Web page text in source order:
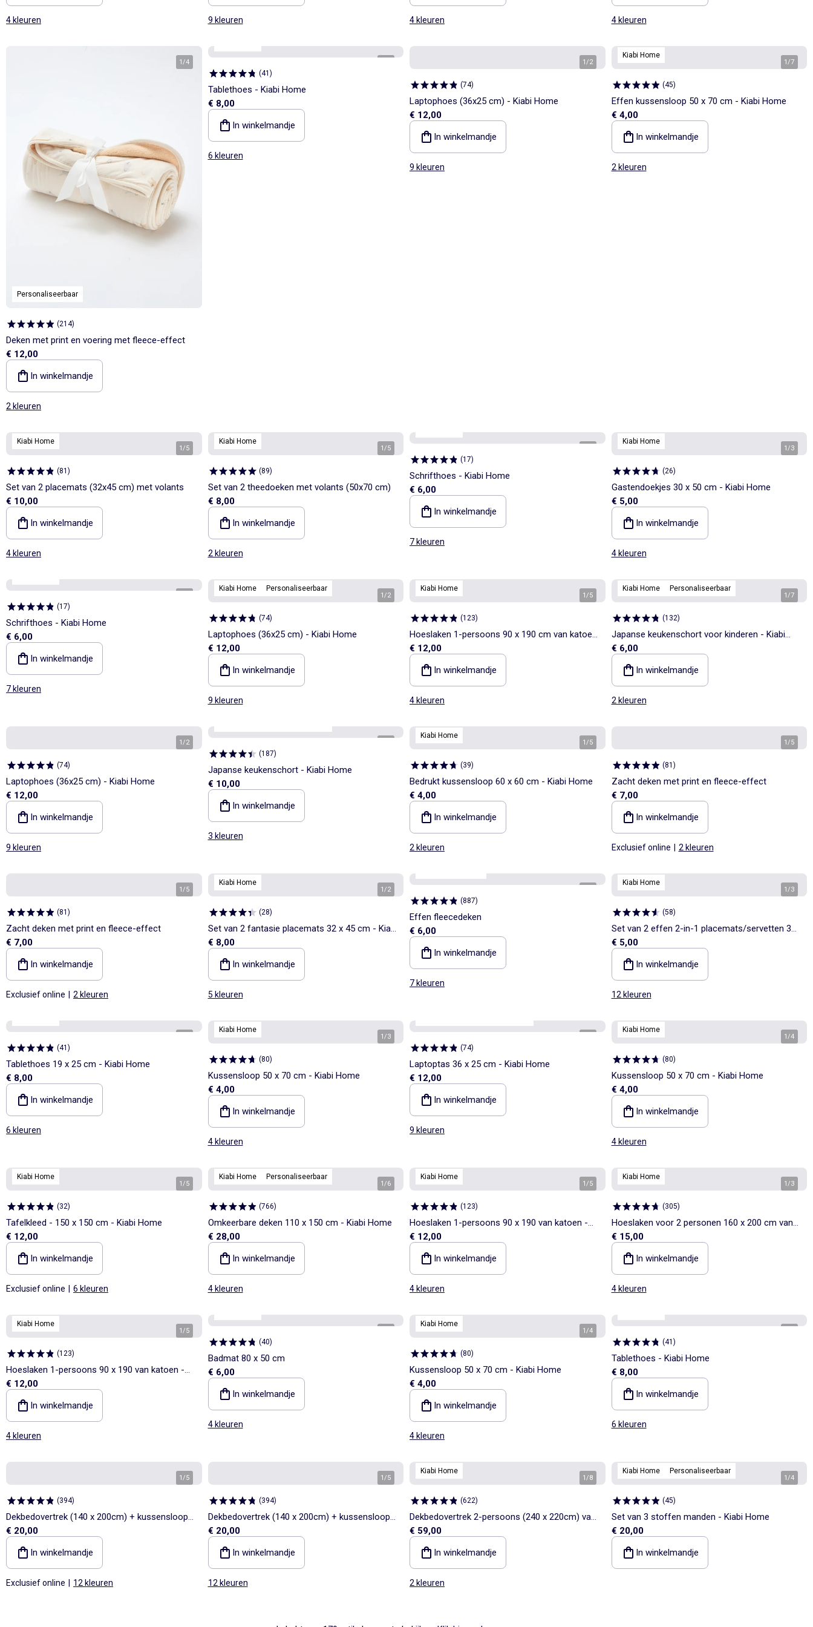
4 kleuren 9 kleuren 4 kleuren 4 kleuren
Personaliseerbaar
1/4
(214)
Deken met print en voering met fleece-effect
€ 12,00
In winkelmandje
2 kleuren
(41 )
Tablethoes - Kiabi Home
€ 8,00
In winkelmandje
6 kleuren
1/2
(74)
Laptophoes (36x25 cm) - Kiabi Home
€ 12,00
In winkelmandje
9 kleuren
Kiabi Home
1/7
(45)
Effen kussensloop 50 x 70 cm - Kiabi Home
€ 4,00
In winkelmandje
2 kleuren
Kiabi Home
1/5
(81 )
Set van 2 placemats (32x45 cm) met volants
€ 10,00
In winkelmandje
4 kleuren
Kiabi Home
1/5
(89)
Set van 2 theedoeken met volants (50x70 cm)
€ 8,00
In winkelmandje
2 kleuren
(17)
Schrifthoes - Kiabi Home
€ 6,00
In winkelmandje
7 kleuren
Kiabi Home
1/3
(26)
Gastendoekjes 30 x 50 cm - Kiabi Home
€ 5,00
In winkelmandje
4 kleuren
(17)
Schrifthoes - Kiabi Home
€ 6,00
In winkelmandje
7 kleuren
Kiabi Home Personaliseerbaar
1/2
(74)
Laptophoes (36x25 cm) - Kiabi Home
€ 12,00
In winkelmandje
9 kleuren
Kiabi Home
1/5
(123)
Hoeslaken 1-persoons 90 x 190 cm van katoen
- Kiabi Home
€ 12,00
In winkelmandje
4 kleuren
Kiabi Home Personaliseerbaar
1/7
(132)
Japanse keukenschort voor kinderen - Kiabi
Home
€ 6,00
In winkelmandje
2 kleuren
1/2
(74)
Laptophoes (36x25 cm) - Kiabi Home
€ 12,00
In winkelmandje
9 kleuren
(187)
Japanse keukenschort - Kiabi Home
€ 10,00
In winkelmandje
3 kleuren
Kiabi Home
1/5
(39)
Bedrukt kussensloop 60 x 60 cm - Kiabi Home
€ 4,00
In winkelmandje
2 kleuren
1/5
(81 )
Zacht deken met print en fleece-effect
€ 7,00
In winkelmandje
Exclusief online 2 kleuren
1/5
(81 )
Zacht deken met print en fleece-effect
€ 7,00
In winkelmandje
Exclusief online 2 kleuren
Kiabi Home
1/2
(28)
Set van 2 fantasie placemats 32 x 45 cm - Kiabi
Home
€ 8,00
In winkelmandje
5 kleuren
(887)
Effen fleecedeken
€ 6,00
In winkelmandje
7 kleuren
Kiabi Home
1/3
(58)
Set van 2 effen 2-in-1 placemats/servetten 32
x 40 cm - Kiabi Home
€ 5,00
In winkelmandje
12 kleuren
(41 )
Tablethoes 19 x 25 cm - Kiabi Home
€ 8,00
In winkelmandje
6 kleuren
Kiabi Home
1/3
(80)
Kussensloop 50 x 70 cm - Kiabi Home
€ 4,00
In winkelmandje
4 kleuren
(74)
Laptoptas 36 x 25 cm - Kiabi Home
€ 12,00
In winkelmandje
9 kleuren
Kiabi Home
1/4
(80)
Kussensloop 50 x 70 cm - Kiabi Home
€ 4,00
In winkelmandje
4 kleuren
Kiabi Home
1/5
(32)
Tafelkleed - 150 x 150 cm - Kiabi Home
€ 12,00
In winkelmandje
Exclusief online 6 kleuren
Kiabi Home Personaliseerbaar
1/6
(766)
Omkeerbare deken 110 x 150 cm - Kiabi Home
€ 28,00
In winkelmandje
4 kleuren
Kiabi Home
1/5
(123)
Hoeslaken 1-persoons 90 x 190 van katoen -
Kiabi Home
€ 12,00
In winkelmandje
4 kleuren
Kiabi Home
1/3
(305)
Hoeslaken voor 2 personen 160 x 200 cm van
katoen - Kiabi Home
€ 15,00
In winkelmandje
4 kleuren
Kiabi Home
1/5
(123)
Hoeslaken 1-persoons 90 x 190 van katoen -
Kiabi Home
€ 12,00
In winkelmandje
4 kleuren
(40)
Badmat 80 x 50 cm
€ 6,00
In winkelmandje
4 kleuren
Kiabi Home
1/4
(80)
Kussensloop 50 x 70 cm - Kiabi Home
€ 4,00
In winkelmandje
4 kleuren
(41 )
Tablethoes - Kiabi Home
€ 8,00
In winkelmandje
6 kleuren
1/5
(394)
Dekbedovertrek (140 x 200cm) + kussensloop -
2-delige set
€ 20,00
In winkelmandje
Exclusief online 12 kleuren
1/5
(394)
Dekbedovertrek (140 x 200cm) + kussensloop -
2-delige set
€ 20,00
In winkelmandje
12 kleuren
Kiabi Home
1/8
(622)
Dekbedovertrek 2-persoons (240 x 220cm) van
katoengaas - Kiabi Home
€ 59,00
In winkelmandje
2 kleuren
Kiabi Home Personaliseerbaar
1/4
(45)
Set van 3 stoffen manden - Kiabi Home
€ 20,00
In winkelmandje